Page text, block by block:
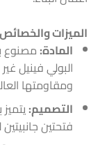
الميزات
المادة:
البولي فينيل
ومقاومتها
التصميم:
فتحتين